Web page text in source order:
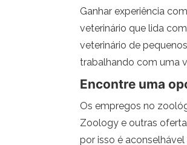
Ganhar experiência
veterinário que lida
veterinário de
trabalhando com uma
Encontre uma
Os empregos no
Zoology e outras
por isso é